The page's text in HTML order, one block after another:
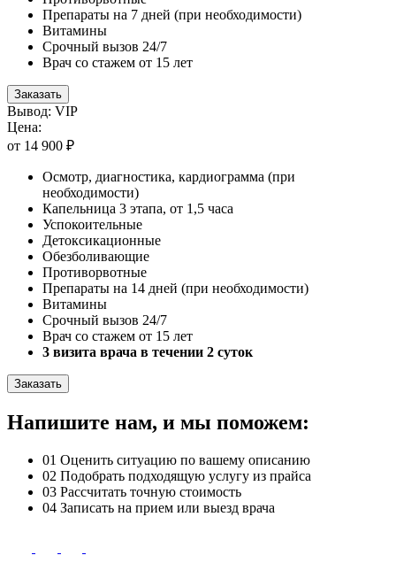
Препараты на 7 дней (при необходимости)
Витамины
Срочный вызов 24/7
Врач со стажем от 15 лет
Заказать
Вывод: VIP
Цена:
от 14 900 ₽
Осмотр, диагностика, кардиограмма (при
необходимости)
Капельница 3 этапа, от 1,5 часа
Успокоительные
Детоксикационные
Обезболивающие
Противорвотные
Препараты на 14 дней (при необходимости)
Витамины
Срочный вызов 24/7
Врач со стажем от 15 лет
3 визита врача в течении 2 суток
Заказать
Напишите нам, и мы поможем:
01 Оценить ситуацию по вашему описанию
02 Подобрать подходящую услугу из прайса
03 Рассчитать точную стоимость
04 Записать на прием или выезд врача